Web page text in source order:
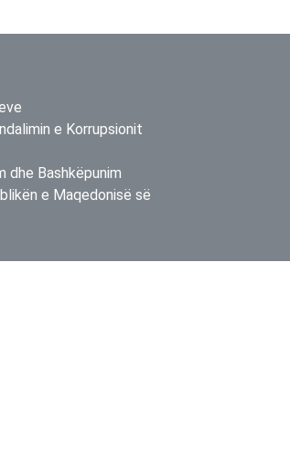
e Korrupsionit
dhe Bashkëpunim
e Maqedonisë së